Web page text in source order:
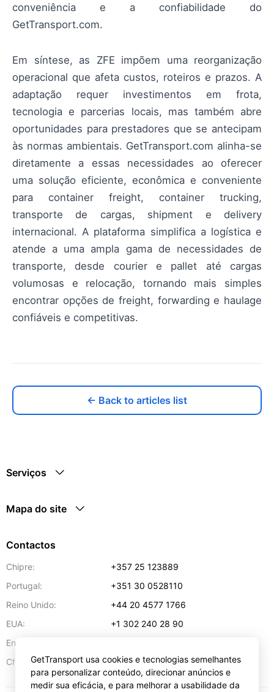
conveniência e a confiabilidade do
GetTransport.com.
Em síntese, as ZFE impõem uma reorganização
operacional que afeta custos, roteiros e prazos. A
adaptação requer investimentos em frota,
tecnologia e parcerias locais, mas também abre
oportunidades para prestadores que se antecipam
às normas ambientais. GetTransport.com alinha-se
diretamente a essas necessidades ao oferecer
uma solução eficiente, econômica e conveniente
para container freight, container trucking,
transporte de cargas, shipment e delivery
internacional. A plataforma simplifica a logística e
atende a uma ampla gama de necessidades de
transporte, desde courier e pallet até cargas
volumosas e relocação, tornando mais simples
encontrar opções de freight, forwarding e haulage
confiáveis e competitivas.
← Back to articles list
Serviços
Mapa do site
Contactos
Chipre:
+357 25 123889
Portugal:
+351 30 0528110
Reino Unido:
+44 20 4577 1766
EUA:
+1 302 240 28 90
Endereço de e-mail:
Chipre:
57 Spyrou Kyprianou,Lárnaca 6051
GetTransport usa cookies e tecnologias semelhantes
para personalizar conteúdo, direcionar anúncios e
medir sua eficácia, e para melhorar a usabilidade da